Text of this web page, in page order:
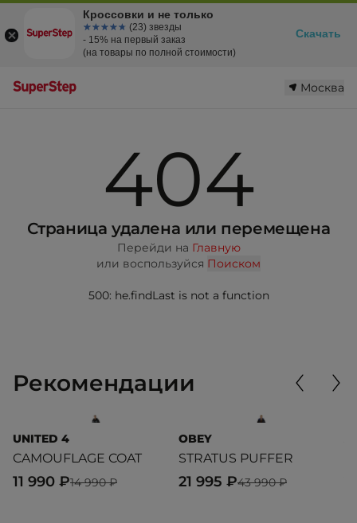
Москва
404
Страница удалена или перемещена
Перейди на Главную
или воспользуйся Поиском
500: he.findLast is not a function
Рекомендации
UNITED 4
CAMOUFLAGE COAT
14 990 ₽
11 990 ₽
OBEY
STRATUS PUFFER
43 990 ₽
21 995 ₽
Кроссовки и не только
☆☆☆☆☆
★★★★★ (23) звезды
- 15% на первый заказ
(на товары по полной стоимости)
Скачать